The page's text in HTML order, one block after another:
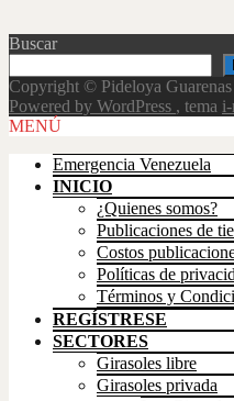
Buscar
Copyright © Pideloya
Powered by WordPress , tema
Scroll
MENÚ
Emergencia Venezuela
INICIO
¿Quienes somos?
Publicaciones de
Costos
Políticas de
Términos y
REGÍSTRESE
SECTORES
Girasoles libre
Girasoles privada